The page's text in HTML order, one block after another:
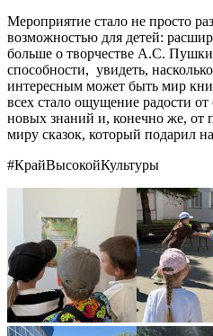
Мероприятие стало не просто
возможностью для детей:
больше о творчестве А.С.
способности, увидеть,
интересным может быть мир
всех стало ощущение радости от
новых знаний и, конечно же, от
миру сказок, который подарил
#КрайВысокойКультуры